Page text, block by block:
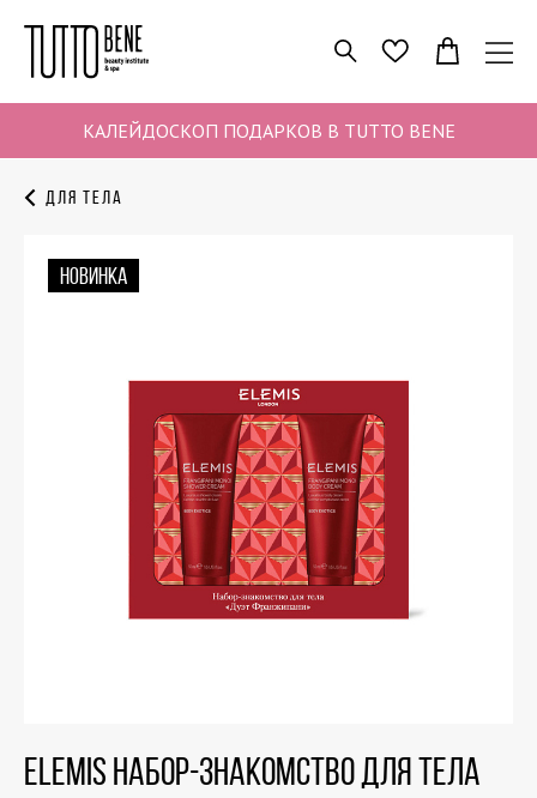
КАЛЕЙДОСКОП ПОДАРКОВ В TUTTO BENE
ПОИСК ИЗБРАННОЕ
Для тела
НОВИНКА
ELEMIS Набор-знакомство для тела